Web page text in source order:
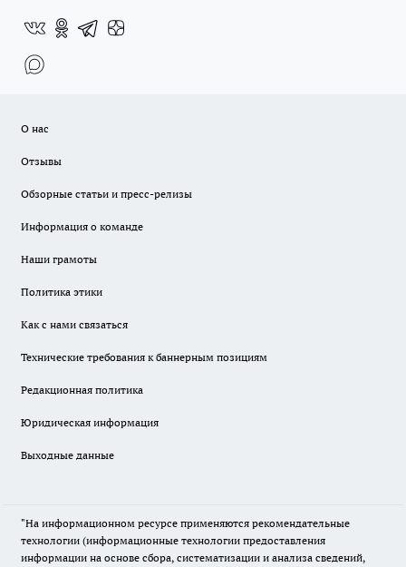
О нас
Отзывы
Обзорные статьи и пресс-релизы
Информация о команде
Наши грамоты
Политика этики
Как с нами связаться
Технические требования к баннерным позициям
Редакционная политика
Юридическая информация
Выходные данные
"На информационном ресурсе применяются рекомендательные
технологии (информационные технологии предоставления
информации на основе сбора, систематизации и анализа сведений,